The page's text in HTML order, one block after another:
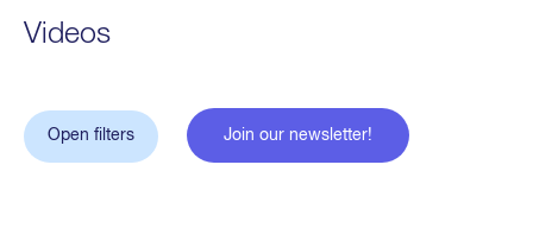
Videos
Open filters Join our newsletter!